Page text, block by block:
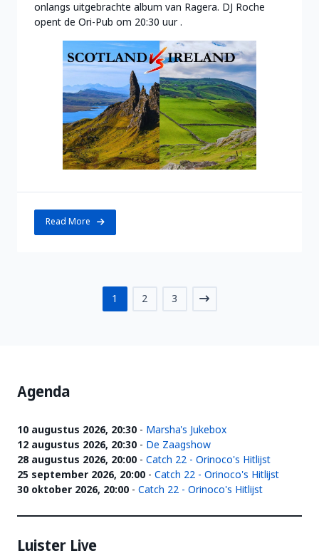
onlangs uitgebrachte album van Ragera. DJ Roche
opent de Ori-Pub om 20:30 uur .
Read More
1 2 3
Agenda
10 augustus 2026, 20:30 - Marsha's Jukebox
12 augustus 2026, 20:30 - De Zaagshow
28 augustus 2026, 20:00 - Catch 22 - Orinoco's Hitlijst
25 september 2026, 20:00 - Catch 22 - Orinoco's Hitlijst
30 oktober 2026, 20:00 - Catch 22 - Orinoco's Hitlijst
Luister Live